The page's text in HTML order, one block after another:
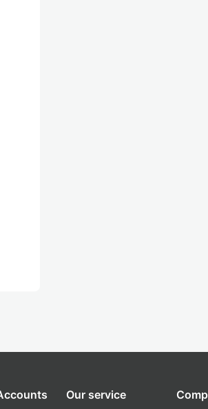
Our service